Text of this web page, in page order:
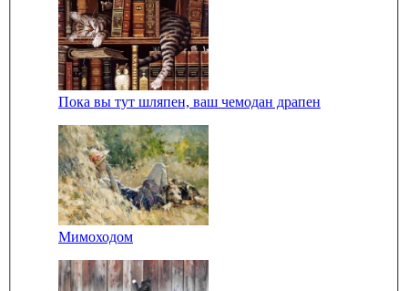
Пока вы тут шляпен, ваш чемодан драпен
Мимоходом